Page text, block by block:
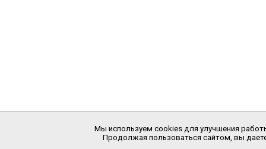
Мы используем cookies для улучшения
Продолжая пользоваться сайтом, вы